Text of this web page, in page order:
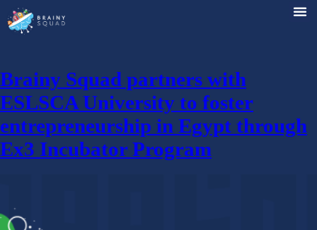
Brainy Squad partners with
ESLSCA University to foster
entrepreneurship in Egypt
Ex3 Incubator Program